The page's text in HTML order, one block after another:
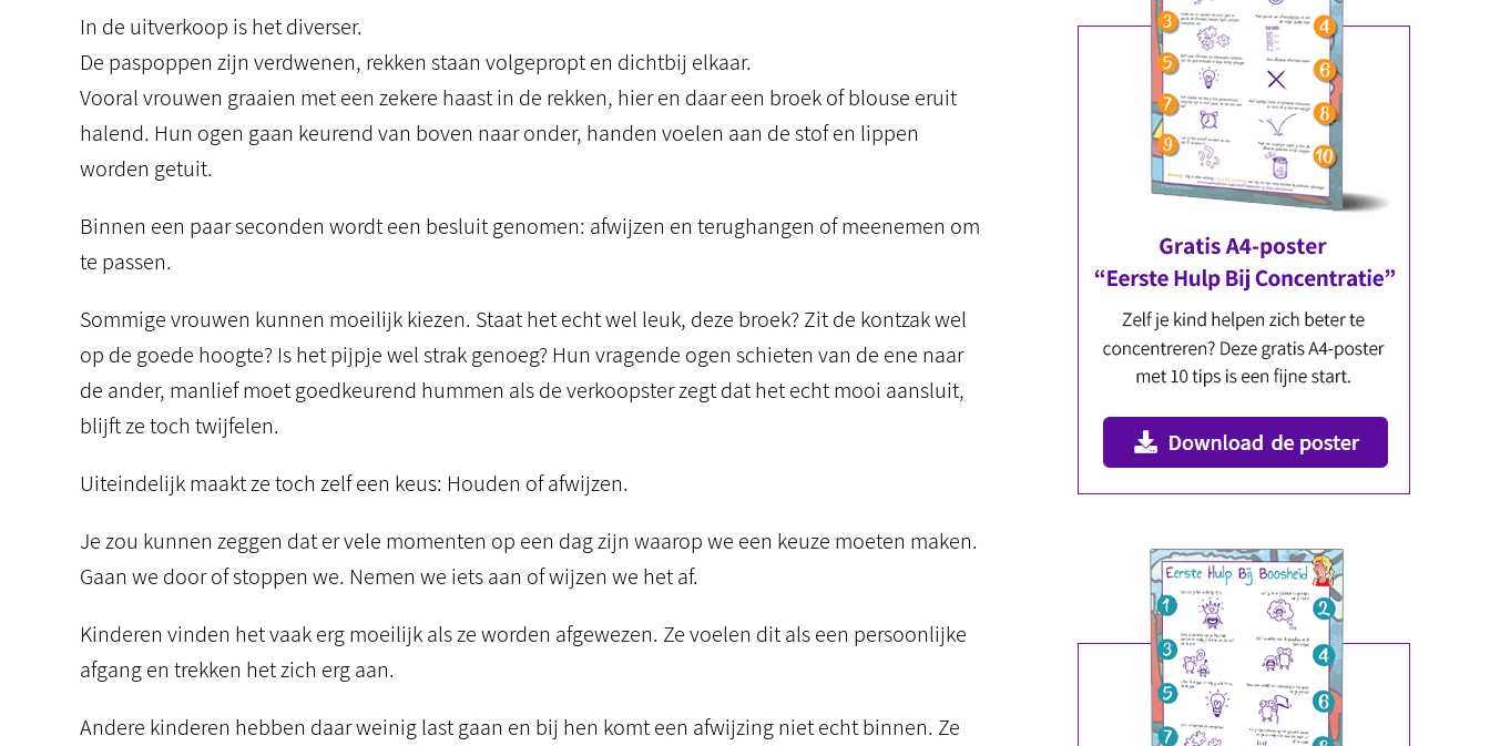
In de uitverkoop is het diverser.
De paspoppen zijn verdwenen, rekken staan volgepropt en dichtbij elkaar.
Vooral vrouwen graaien met een zekere haast in de rekken, hier en daar een broek of blouse eruit
halend. Hun ogen gaan keurend van boven naar onder, handen voelen aan de stof en lippen
worden getuit.
Binnen een paar seconden wordt een besluit genomen: afwijzen en terughangen of meenemen om
te passen.
Sommige vrouwen kunnen moeilijk kiezen. Staat het echt wel leuk, deze broek? Zit de kontzak wel
op de goede hoogte? Is het pijpje wel strak genoeg? Hun vragende ogen schieten van de ene naar
de ander, manlief moet goedkeurend hummen als de verkoopster zegt dat het echt mooi aansluit,
blijft ze toch twijfelen.
Uiteindelijk maakt ze toch zelf een keus: Houden of afwijzen.
Je zou kunnen zeggen dat er vele momenten op een dag zijn waarop we een keuze moeten maken.
Gaan we door of stoppen we. Nemen we iets aan of wijzen we het af.
Kinderen vinden het vaak erg moeilijk als ze worden afgewezen. Ze voelen dit als een persoonlijke
afgang en trekken het zich erg aan.
Andere kinderen hebben daar weinig last gaan en bij hen komt een afwijzing niet echt binnen. Ze